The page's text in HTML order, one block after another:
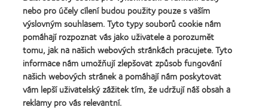
2012
(2012)
Naše produkty
Technologie kontaktních čoček
Najděte ty pravé čočky pro vás
Kontaktní čočky a zrak
nebo pro účely cílení budou použity pouze s vaším
výslovným souhlasem. Tyto typy souborů cookie nám
pomáhají rozpoznat vás jako uživatele a porozumět
tomu, jak na našich webových stránkách pracujete. Tyto
informace nám umožňují zlepšovat způsob fungování
našich webových stránek a pomáhají nám poskytovat
vám lepší uživatelský zážitek tím, že udržují náš obsah a
reklamy pro vás relevantní.